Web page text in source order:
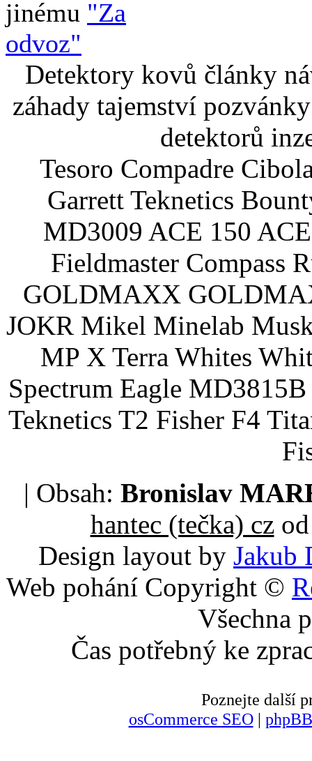
jinému "Za
odvoz"
Detektory kovů články
záhady tajemství
detektorů
Tesoro Compadre
Garrett Teknetics
MD3009 ACE 150
Fieldmaster Compass
GOLDMAXX
JOKR Mikel Minelab
MP X Terra Whites
Spectrum Eagle
Teknetics T2 Fisher F4
| Obsah: Bronislav
hantec (tečka) czod
Design layout by Jakub
Web pohání Copyright ©
Všechna
Čas potřebný ke
Poznejte další
osCommerce SEO|